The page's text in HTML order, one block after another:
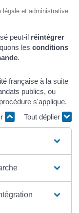
légale et administrative
peut-il réintégrer
les conditions
.
française à la suite
publics, ou
s'applique.
Tout déplier